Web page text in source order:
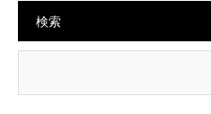
検索